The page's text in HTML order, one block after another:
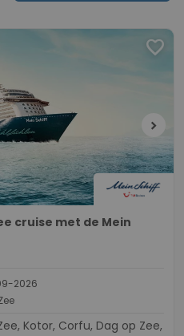
favorite
chevron_right
cruise met de Mein
2026